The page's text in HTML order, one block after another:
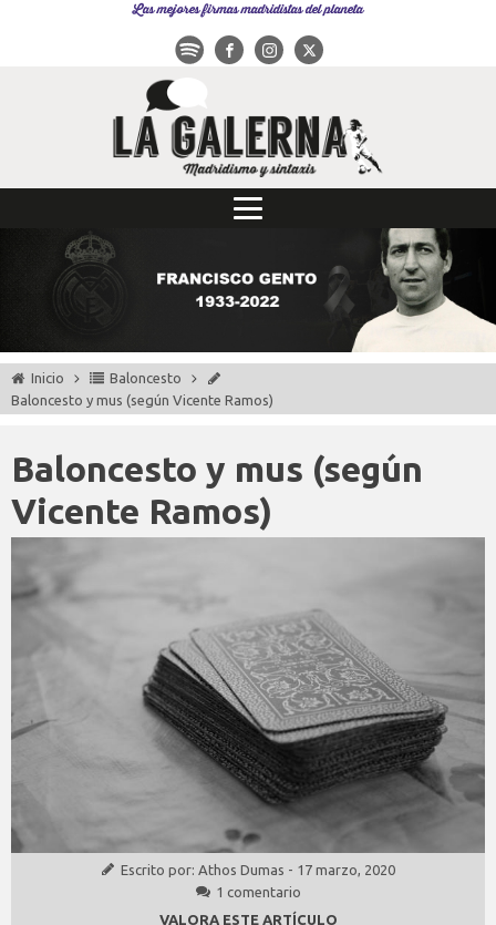
Las mejores firmas madridistas del planeta
Inicio
Baloncesto
Baloncesto y mus (según Vicente Ramos)
Baloncesto y mus (según
Vicente Ramos)
Escrito por: Athos Dumas - 17 marzo, 2020
1 comentario
VALORA ESTE ARTÍCULO